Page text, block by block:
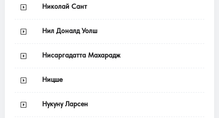
Николай Сант
Нил Доналд Уолш
Нисаргадатта Махарадж
Ницше
Нукуну Ларсен